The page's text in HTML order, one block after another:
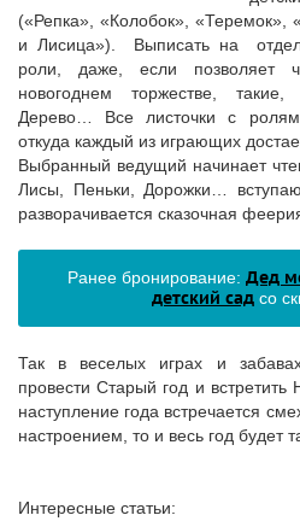
(«Репка», «Колобок»,
и Лисица»). Выписать на
роли, даже, если позволяет
новогоднем торжестве,
Дерево… Все листочки с
откуда каждый из играющих
Выбранный ведущий начинает
Лисы, Пеньки, Дорожки…
разворачивается сказочная
Ранее бронирование: Дед
детский садсо
Так в веселых играх и
провести Старый год и встретить
наступление года встречается
настроением, то и весь год будет
Интересные статьи: